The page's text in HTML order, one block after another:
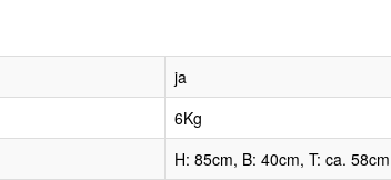
ja
6Kg
H: 85cm, B: 40cm, T: ca. 58cm